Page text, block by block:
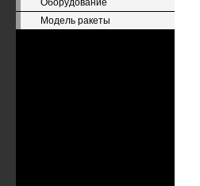
Оборудование
Модель ракеты